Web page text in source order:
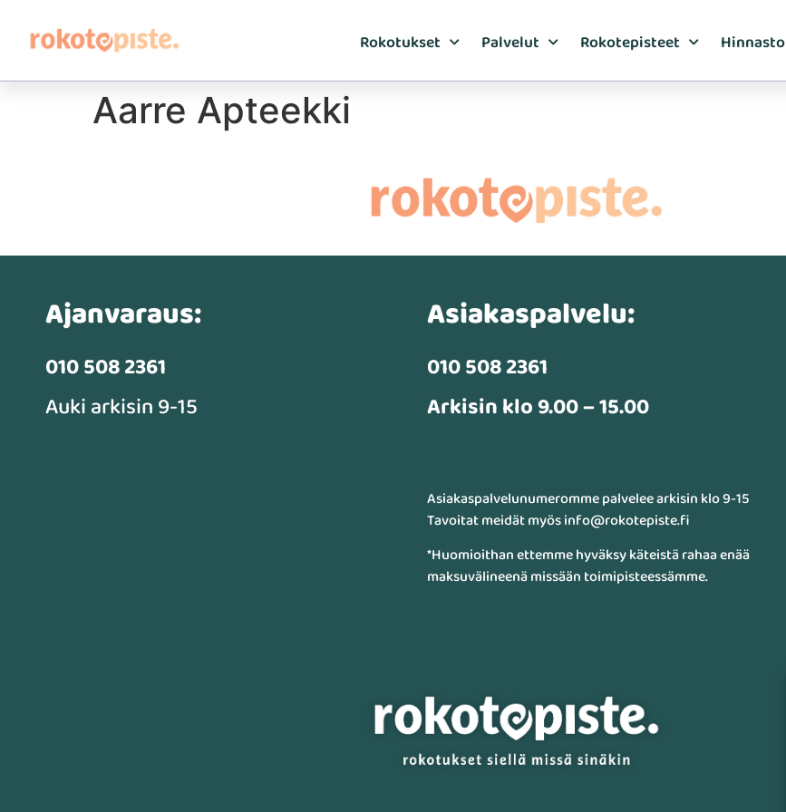
Rokotukset Palvelut Rokotepisteet Hinnasto
Aarre Apteekki
Ajanvaraus:
010 508 2361
Auki arkisin 9-15
Asiakaspalvelu:
010 508 2361
Arkisin klo 9.00 – 15.00
Asiakaspalvelunumeromme palvelee arkisin klo 9-15
Tavoitat meidät myös info@rokotepiste.fi
*Huomioithan ettemme hyväksy käteistä rahaa enää
maksuvälineenä missään toimipisteessämme.